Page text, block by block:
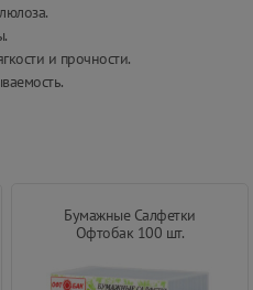
и прочности.
Бумажные Салфетки
Офтобак 100 шт.